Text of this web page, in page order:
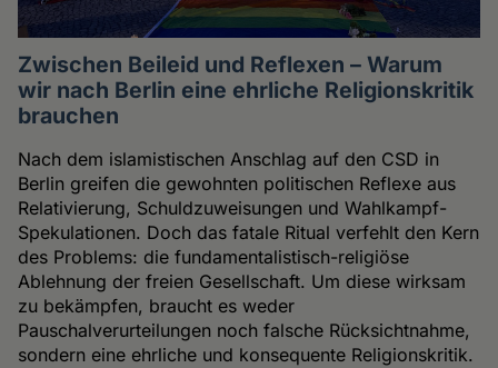
Zwischen Beileid und Reflexen – Warum
wir nach Berlin eine ehrliche Religionskritik
brauchen
Nach dem islamistischen Anschlag auf den CSD in
Berlin greifen die gewohnten politischen Reflexe aus
Relativierung, Schuldzuweisungen und Wahlkampf-
Spekulationen. Doch das fatale Ritual verfehlt den Kern
des Problems: die fundamentalistisch-religiöse
Ablehnung der freien Gesellschaft. Um diese wirksam
zu bekämpfen, braucht es weder
Pauschalverurteilungen noch falsche Rücksichtnahme,
sondern eine ehrliche und konsequente Religionskritik.